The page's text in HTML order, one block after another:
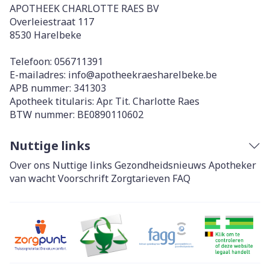
APOTHEEK CHARLOTTE RAES BV
Overleiestraat 117
8530 Harelbeke
Telefoon: 056711391
E-mailadres: info@apotheekraesharelbeke.be
APB nummer: 341303
Apotheek titularis: Apr. Tit. Charlotte Raes
BTW nummer: BE0890110602
Nuttige links
Over ons Nuttige links Gezondheidsnieuws Apotheker
van wachtVoorschrift Zorgtarieven FAQ